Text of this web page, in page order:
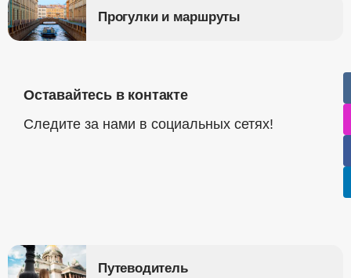
Прогулки и маршруты
Оставайтесь в контакте
Следите за нами в социальных сетях!
Путеводитель